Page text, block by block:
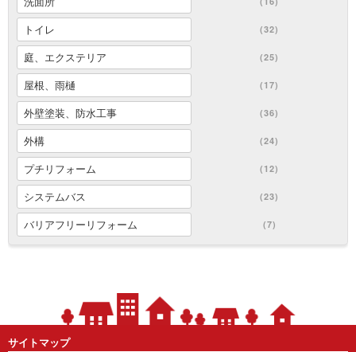
トイレ (32)
庭、エクステリア (25)
屋根、雨樋 (17)
外壁塗装、防水工事 (36)
外構 (24)
プチリフォーム (12)
システムバス (23)
バリアフリーリフォーム (7)
サイトマップ